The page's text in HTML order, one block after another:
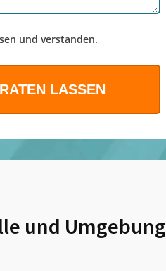
und verstanden.
und Umgebung